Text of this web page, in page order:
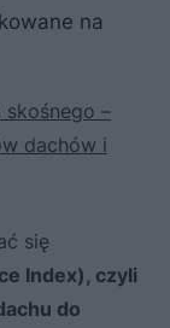
na
skośnego –
dachów i
się
Index), czyli
do